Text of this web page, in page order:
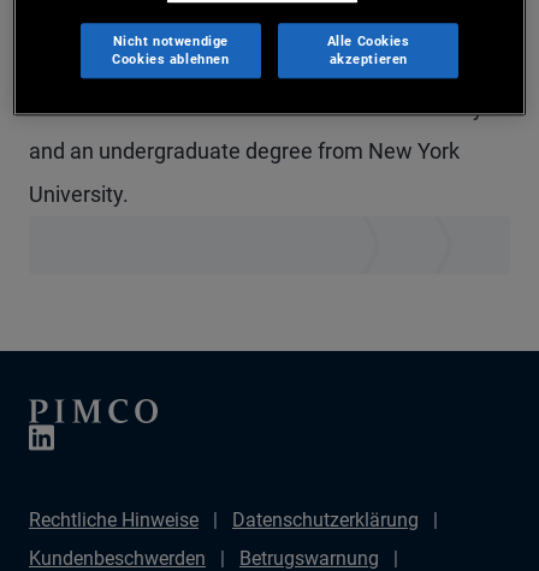
11 years of investment experience and holds an
MBA from INSEAD. He received a master's degree
in international economics from Lund University
and an undergraduate degree from New York
University.
Rechtliche Hinweise
Datenschutzerklärung
Kundenbeschwerden
Betrugswarnung
Nicht notwendige
Cookies ablehnen
Alle Cookies
akzeptieren